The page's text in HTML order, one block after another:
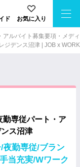
ド お気に入り
アルバイト募集要項・メディ
ジデンス沼津 | JOB x WORK
勤専従パート・ア
ス沼津
夜勤専従/ブラン
当充実/Wワーク